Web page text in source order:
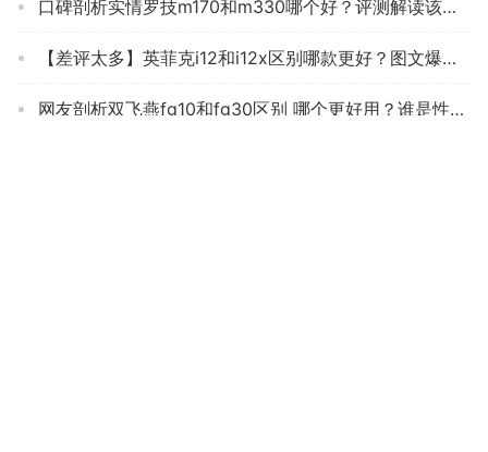
口碑剖析实情罗技m170和m330哪个好？评测解读该怎么选
【差评太多】英菲克i12和i12x区别哪款更好？图文爆料分析
网友剖析双飞燕fg10和fg30区别 哪个更好用？谁是性价比之王